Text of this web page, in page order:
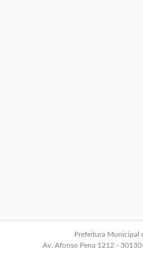
Prefeitura Municipal
Av. Afonso Pena 1212 -